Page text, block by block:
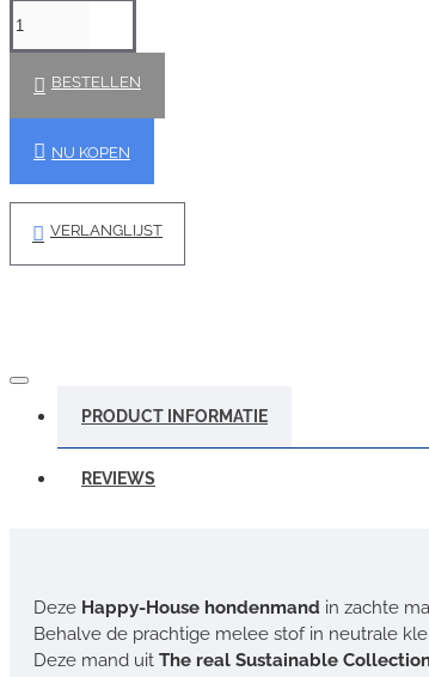
BESTELLEN
NU KOPEN
VERLANGLIJST
PRODUCT INFORMATIE
REVIEWS
Deze Happy-House hondenmand in zachte
Behalve de prachtige melee stof in neutrale
Deze mand uit The real Sustainable